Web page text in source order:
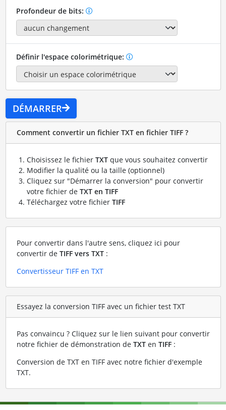
Profondeur de bits:
Définir l'espace colorimétrique:
DÉMARRER
Comment convertir un fichier TXT en fichier TIFF ?
Choisissez le fichier TXTque vous souhaitez convertir
Modifier la qualité ou la taille (optionnel)
Cliquez sur "Démarrer la conversion" pour convertir
votre fichier de TXT en TIFF
Téléchargez votre fichier TIFF
Pour convertir dans l'autre sens, cliquez ici pour
convertir de TIFF vers TXT:
Convertisseur TIFF en TXT
Essayez la conversion TIFF avec un fichier test TXT
Pas convaincu ? Cliquez sur le lien suivant pour convertir
notre fichier de démonstration de TXTen TIFF:
Conversion de TXT en TIFF avec notre fichier d'exemple
TXT.